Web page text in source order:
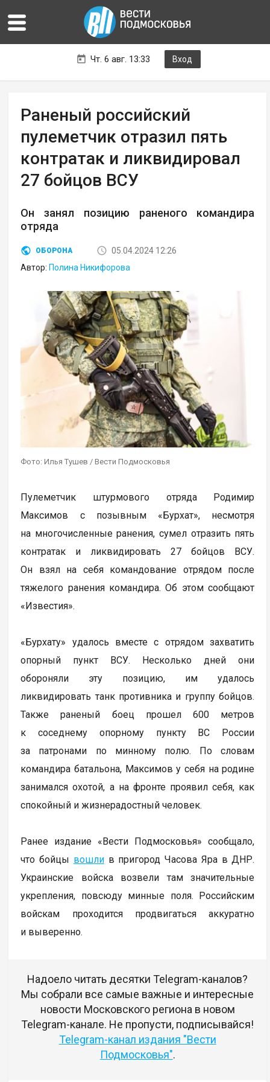
Чт. 6 авг. 13:33 Вход
Раненый российский
пулеметчик отразил пять
контратак и ликвидировал
27 бойцов ВСУ
Он занял позицию раненого командира
отряда
ОБОРОНА
05.04.2024 12:26
Автор: Полина Никифорова
Фото: Илья Тушев / Вести Подмосковья
Пулеметчик штурмового отряда Родимир
Максимов с позывным «Бурхат», несмотря
на многочисленные ранения, сумел отразить пять
контратак и ликвидировать 27 бойцов ВСУ.
Он взял на себя командование отрядом после
тяжелого ранения командира. Об этом сообщают
«Известия».
«Бурхату» удалось вместе с отрядом захватить
опорный пункт ВСУ. Несколько дней они
обороняли эту позицию, им удалось
ликвидировать танк противника и группу бойцов.
Также раненый боец прошел 600 метров
к соседнему опорному пункту ВС России
за патронами по минному полю. По словам
командира батальона, Максимов у себя на родине
занимался охотой, а на фронте проявил себя, как
спокойный и жизнерадостный человек.
Ранее издание «Вести Подмосковья» сообщало,
что бойцы вошлив пригород Часова Яра в ДНР.
Украинские войска возвели там значительные
укрепления, повсюду минные поля. Российским
войскам проходится продвигаться аккуратно
и выверенно.
Надоело читать десятки Telegram-каналов?
Мы собрали все самые важные и интересные
новости Московского региона в новом
Telegram-канале. Не пропусти, подписывайся!
Telegram-канал издания "Вести
Подмосковья".